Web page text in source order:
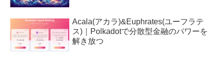
Acala(アカラ)&Euphrates(ユーフラテ
ス)｜Polkadotで分散型金融のパワーを
解き放つ